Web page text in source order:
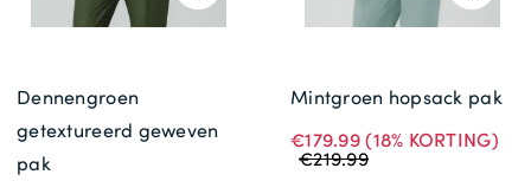
Dennengroen
getextureerd geweven
pak
Mintgroen hopsack pak
€179.99(18% KORTING)
€219.99